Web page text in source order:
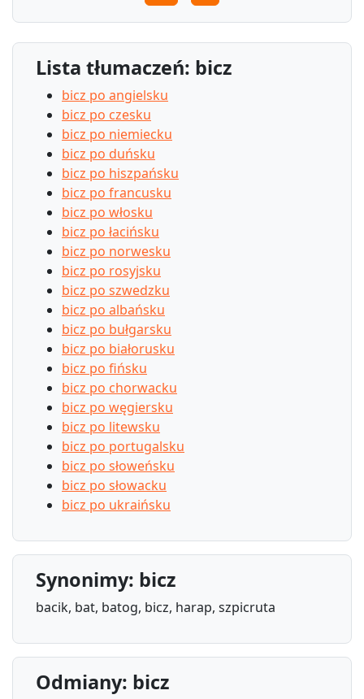
Lista tłumaczeń: bicz
bicz po angielsku
bicz po czesku
bicz po niemiecku
bicz po duńsku
bicz po hiszpańsku
bicz po francusku
bicz po włosku
bicz po łacińsku
bicz po norwesku
bicz po rosyjsku
bicz po szwedzku
bicz po albańsku
bicz po bułgarsku
bicz po białorusku
bicz po fińsku
bicz po chorwacku
bicz po węgiersku
bicz po litewsku
bicz po portugalsku
bicz po słoweńsku
bicz po słowacku
bicz po ukraińsku
Synonimy: bicz
bacik, bat, batog, bicz, harap, szpicruta
Odmiany: bicz